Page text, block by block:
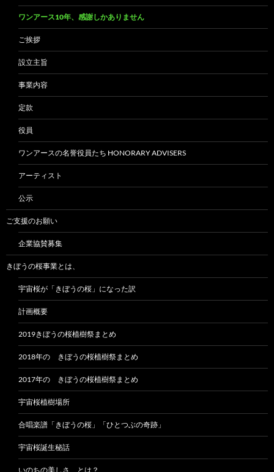
ワンアース10年、感謝しかありません
ご挨拶
設立主旨
事業内容
定款
役員
ワンアースの名誉役員たち HONORARY ADVISERS
アーティスト
公示
ご支援のお願い
企業協賛募集
きぼうの桜事業とは、
宇宙桜が「きぼうの桜」になった訳
計画概要
2019きぼうの桜植樹祭まとめ
2018年の きぼうの桜植樹祭まとめ
2017年の きぼうの桜植樹祭まとめ
宇宙桜植樹場所
合唱楽譜「きぼうの桜」「ひとつぶの奇跡」
宇宙桜誕生秘話
いのちの美しさ、とは？